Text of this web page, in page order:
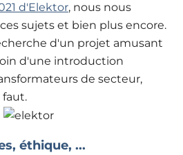
d'Elektor, nous nous
sujets et bien plus encore.
d'un projet amusant
d'une introduction
de secteur,
faut.
éthique, ...